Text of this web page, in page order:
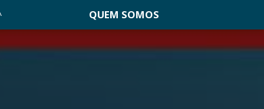
QUEM SOMOS